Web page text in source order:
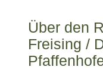
Über den
Freising /